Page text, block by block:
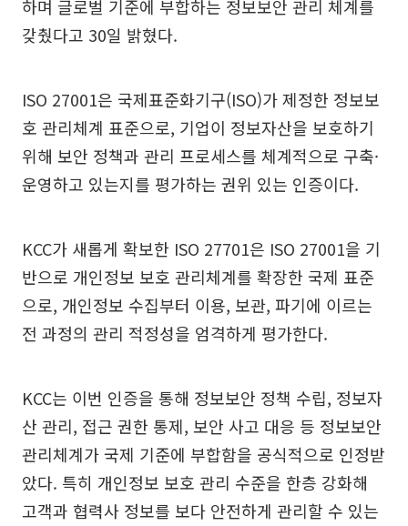
하며 글로벌 기준에 부합하는 정보보안 관리 체계를
갖췄다고 30일 밝혔다.
ISO 27001은 국제표준화기구(ISO)가 제정한 정보보
호 관리체계 표준으로, 기업이 정보자산을 보호하기
위해 보안 정책과 관리 프로세스를 체계적으로 구축·
운영하고 있는지를 평가하는 권위 있는 인증이다.
KCC가 새롭게 확보한 ISO 27701은 ISO 27001을 기
반으로 개인정보 보호 관리체계를 확장한 국제 표준
으로, 개인정보 수집부터 이용, 보관, 파기에 이르는
전 과정의 관리 적정성을 엄격하게 평가한다.
KCC는 이번 인증을 통해 정보보안 정책 수립, 정보자
산 관리, 접근 권한 통제, 보안 사고 대응 등 정보보안
관리체계가 국제 기준에 부합함을 공식적으로 인정받
았다. 특히 개인정보 보호 관리 수준을 한층 강화해
고객과 협력사 정보를 보다 안전하게 관리할 수 있는